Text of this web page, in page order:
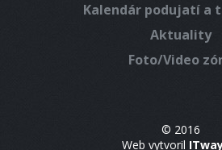
Kalendár podujatí a
Aktuality
Foto/Video
© 2016
Web vytvoril